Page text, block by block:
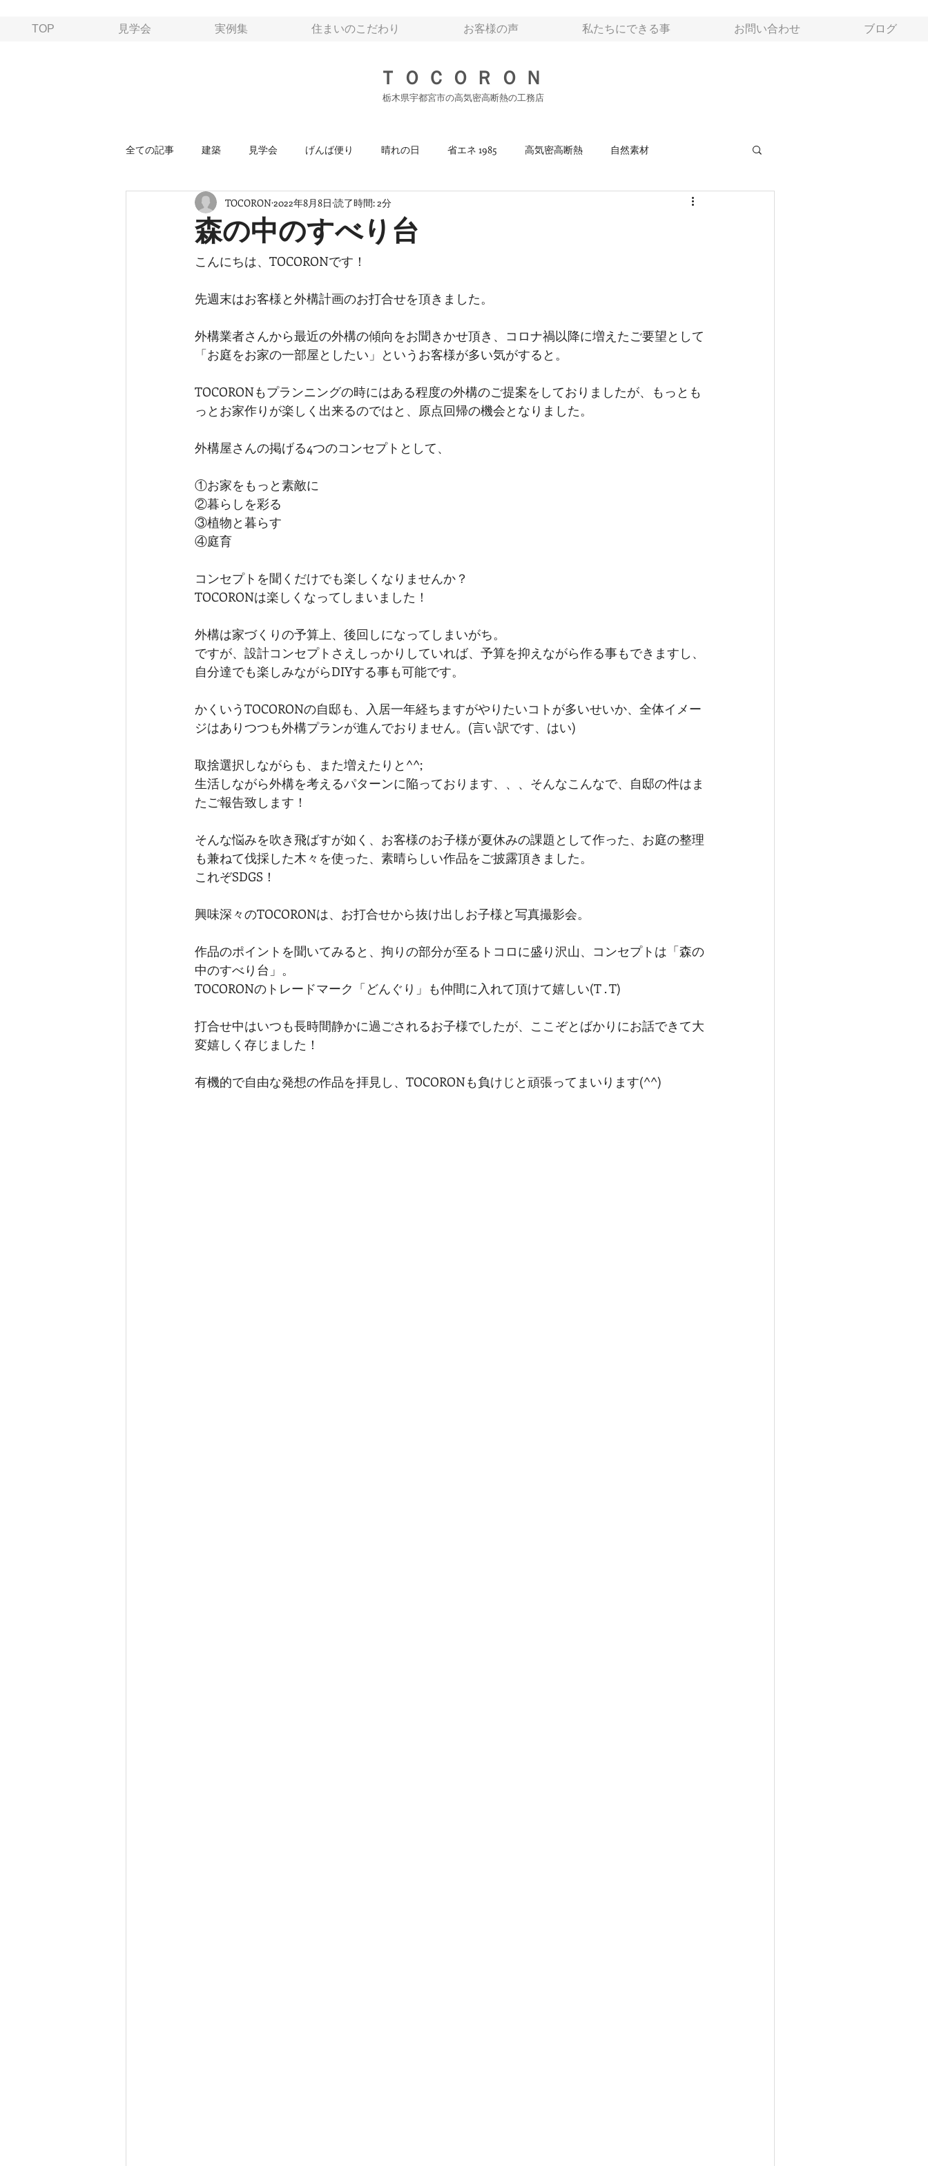
TOP 見学会 実例集 住まいのこだわり お客様の声 私たちにできる事 お問い合わせ ブログ
ＴＯＣＯＲＯＮ
栃木県宇都宮市の高気密高断熱の工務店
全ての記事 建築 見学会 げんば便り 晴れの日 省エネ 1985 高気密高断熱 自然素材
森の中のすべり台
TOCORON2022年8月8日 読了時間: 2分
こんにちは、TOCORONです！
先週末はお客様と外構計画のお打合せを頂きました。
外構業者さんから最近の外構の傾向をお聞きかせ頂き、コロナ禍以降に増えたご要望として
「お庭をお家の一部屋としたい」というお客様が多い気がすると。
TOCORONもプランニングの時にはある程度の外構のご提案をしておりましたが、もっとも
っとお家作りが楽しく出来るのではと、原点回帰の機会となりました。
外構屋さんの掲げる4つのコンセプトとして、
①お家をもっと素敵に
②暮らしを彩る
③植物と暮らす
④庭育
コンセプトを聞くだけでも楽しくなりませんか？
TOCORONは楽しくなってしまいました！
外構は家づくりの予算上、後回しになってしまいがち。
ですが、設計コンセプトさえしっかりしていれば、予算を抑えながら作る事もできますし、
自分達でも楽しみながらDIYする事も可能です。
かくいうTOCORONの自邸も、入居一年経ちますがやりたいコトが多いせいか、全体イメー
ジはありつつも外構プランが進んでおりません。(言い訳です、はい)
取捨選択しながらも、また増えたりと^^;
生活しながら外構を考えるパターンに陥っております、、、そんなこんなで、自邸の件はま
たご報告致します！
そんな悩みを吹き飛ばすが如く、お客様のお子様が夏休みの課題として作った、お庭の整理
も兼ねて伐採した木々を使った、素晴らしい作品をご披露頂きました。
これぞSDGS！
興味深々のTOCORONは、お打合せから抜け出しお子様と写真撮影会。
作品のポイントを聞いてみると、拘りの部分が至るトコロに盛り沢山、コンセプトは「森の
中のすべり台」。
TOCORONのトレードマーク「どんぐり」も仲間に入れて頂けて嬉しい(T . T)
打合せ中はいつも長時間静かに過ごされるお子様でしたが、ここぞとばかりにお話できて大
変嬉しく存じました！
有機的で自由な発想の作品を拝見し、TOCORONも負けじと頑張ってまいります(^^)